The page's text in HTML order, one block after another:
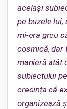
același
pe buzele lui,
mi-era greu
cosmică, dar
manieră atât
subiectului
credința că
organizează